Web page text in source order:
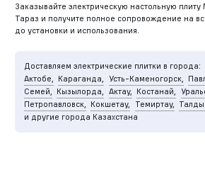
Заказывайте электрическую настольную плиту
Тараз и получите полное сопровождение на
до установки и использования.
Доставляем электрические плитки в города:
Актобе, Караганда, Усть-Каменогорск,
Семей, Кызылорда, Актау, Костанай,
Петропавловск, Кокшетау, Темиртау,
и другие города Казахстана